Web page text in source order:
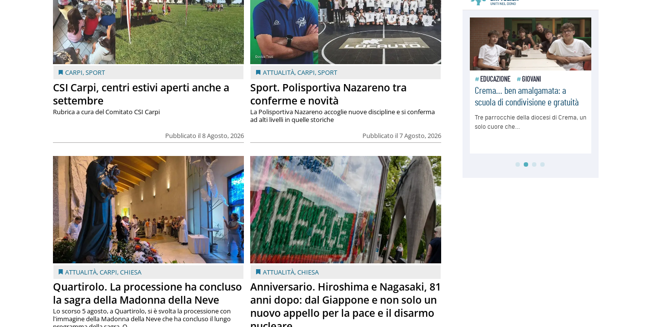
CARPI,SPORT
CSI Carpi, centri estivi aperti anche a
settembre
Pubblicato il 8 Agosto, 2026
Rubrica a cura del Comitato CSI Carpi
ATTUALITÀ,CARPI,SPORT
Sport. Polisportiva Nazareno tra
conferme e novità
Pubblicato il 7 Agosto, 2026
La Polisportiva Nazareno accoglie nuove discipline e si conferma
ad alti livelli in quelle storiche
ATTUALITÀ,CARPI,CHIESA
Quartirolo. La processione ha concluso
la sagra della Madonna della Neve
Lo scorso 5 agosto, a Quartirolo, si è svolta la processione con
l'immagine della Madonna della Neve che ha concluso il lungo
ATTUALITÀ,CHIESA
Anniversario. Hiroshima e Nagasaki, 81
anni dopo: dal Giappone e non solo un
nuovo appello per la pace e il disarmo